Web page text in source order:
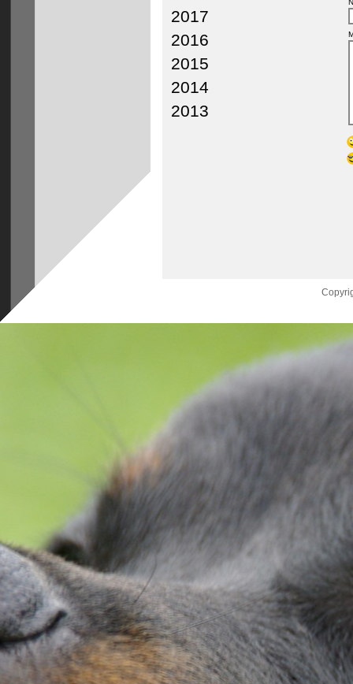
2017
2016
2015
2014
2013